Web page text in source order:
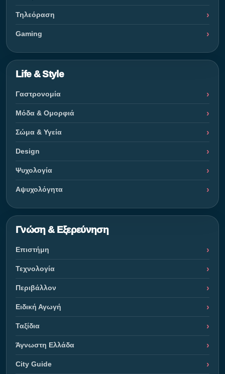
Τηλεόραση
Gaming
Life & Style
Γαστρονομία
Μόδα & Ομορφιά
Σώμα & Υγεία
Design
Ψυχολογία
Αψυχολόγητα
Γνώση & Εξερεύνηση
Επιστήμη
Τεχνολογία
Περιβάλλον
Ειδική Αγωγή
Ταξίδια
Άγνωστη Ελλάδα
City Guide